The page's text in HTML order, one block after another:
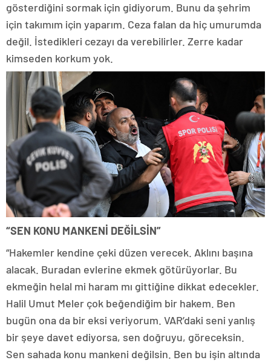
gösterdiğini sormak için gidiyorum. Bunu da şehrim
için takımım için yaparım. Ceza falan da hiç umurumda
değil. İstedikleri cezayı da verebilirler. Zerre kadar
kimseden korkum yok.
“SEN KONU MANKENİ DEĞİLSİN”
“Hakemler kendine çeki düzen verecek. Aklını başına
alacak. Buradan evlerine ekmek götürüyorlar. Bu
ekmeğin helal mi haram mı gittiğine dikkat edecekler.
Halil Umut Meler çok beğendiğim bir hakem. Ben
bugün ona da bir eksi veriyorum. VAR’daki seni yanlış
bir şeye davet ediyorsa, sen doğruyu, göreceksin.
Sen sahada konu mankeni değilsin. Ben bu işin altında